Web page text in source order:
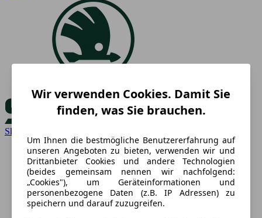
Skoda
Wir verwenden Cookies. Damit Sie
finden, was Sie brauchen.
Um Ihnen die bestmögliche Benutzererfahrung auf
unseren Angeboten zu bieten, verwenden wir und
Drittanbieter Cookies und andere Technologien
(beides gemeinsam nennen wir nachfolgend:
„Cookies"), um Geräteinformationen und
personenbezogene Daten (z.B. IP Adressen) zu
speichern und darauf zuzugreifen.